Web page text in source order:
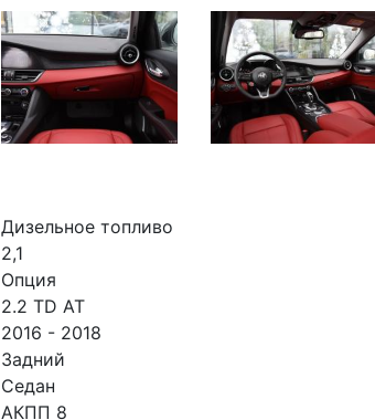
Дизельное топливо
2,1
Опция
2.2 TD AT
2016 - 2018
Задний
Седан
АКПП 8